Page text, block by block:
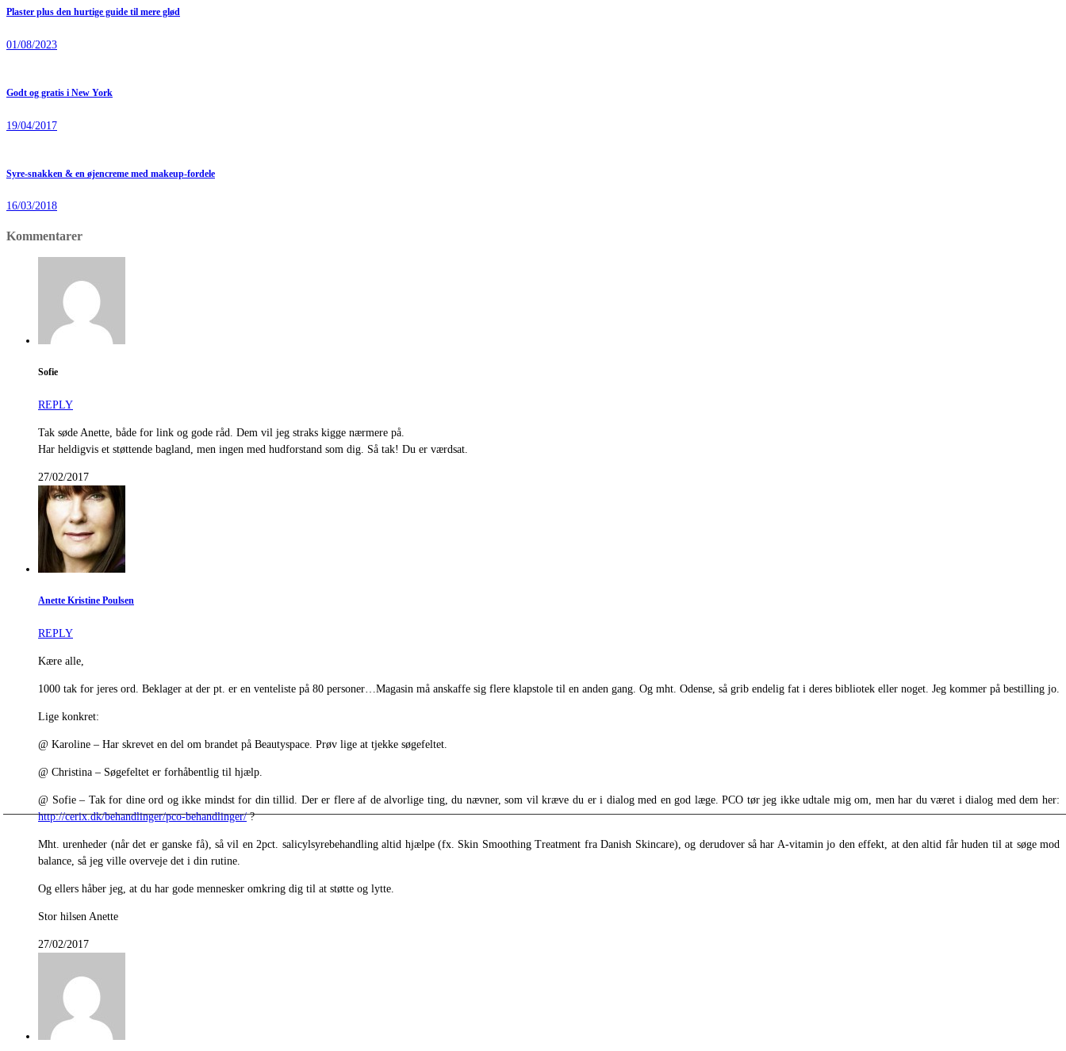
Plaster plus den hurtige guide til mere glød
01/08/2023
Godt og gratis i New York
19/04/2017
Syre-snakken & en øjencreme med makeup-fordele
16/03/2018
Kommentarer
Sofie
REPLY
Tak søde Anette, både for link og gode råd. Dem vil jeg straks kigge nærmere på.
Har heldigvis et støttende bagland, men ingen med hudforstand som dig. Så tak! Du er værdsat.
27/02/2017
Anette Kristine Poulsen
REPLY
Kære alle,
1000 tak for jeres ord. Beklager at der pt. er en venteliste på 80 personer…Magasin må anskaffe sig flere klapstole til en anden gang. Og mht. Odense, så grib endelig fat i deres bibliotek eller noget. Jeg kommer på bestilling jo.
Lige konkret:
@ Karoline – Har skrevet en del om brandet på Beautyspace. Prøv lige at tjekke søgefeltet.
@ Christina – Søgefeltet er forhåbentlig til hjælp.
@ Sofie – Tak for dine ord og ikke mindst for din tillid. Der er flere af de alvorlige ting, du nævner, som vil kræve du er i dialog med en god læge. PCO tør jeg ikke udtale mig om, men har du været i dialog med dem her:
http://cerix.dk/behandlinger/pco-behandlinger/?
Mht. urenheder (når det er ganske få), så vil en 2pct. salicylsyrebehandling altid hjælpe (fx. Skin Smoothing Treatment fra Danish Skincare), og derudover så har A-vitamin jo den effekt, at den altid får huden til at søge mod
balance, så jeg ville overveje det i din rutine.
Og ellers håber jeg, at du har gode mennesker omkring dig til at støtte og lytte.
Stor hilsen Anette
27/02/2017